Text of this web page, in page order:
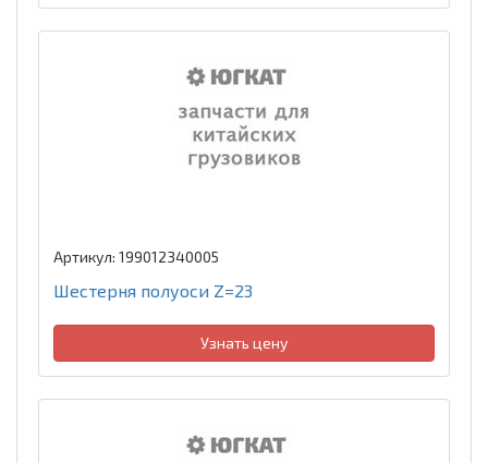
Артикул: 199012340005
Шестерня полуоси Z=23
Узнать цену